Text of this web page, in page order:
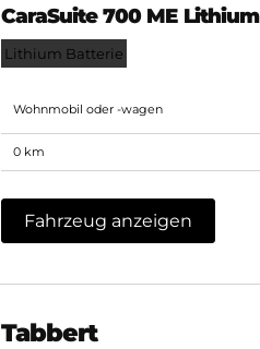
CaraSuite 700 ME
Lithium Batterie
Wohnmobil oder -wagen
0 km
Fahrzeug anzeigen
Tabbert